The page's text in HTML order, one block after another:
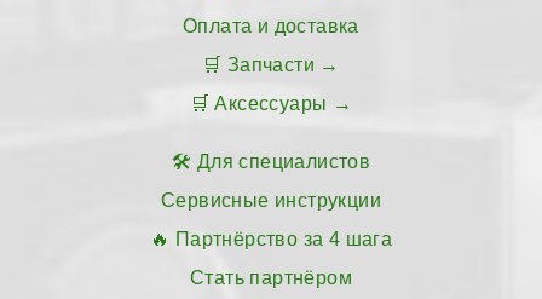
Оплата и доставка
Запчасти
Аксессуары
Для специалистов
Сервисные инструкции
Партнёрство за 4 шага
Стать партнёром